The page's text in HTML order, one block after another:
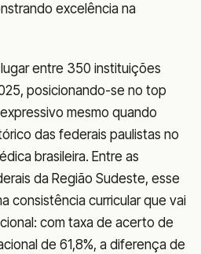
excelência na
lugar entre 350 instituições
posicionando-se no top
mesmo quando
das federais paulistas no
brasileira. Entre as
da Região Sudeste, esse
consistência curricular que vai
com taxa de acerto de
de 61,8%, a diferença de